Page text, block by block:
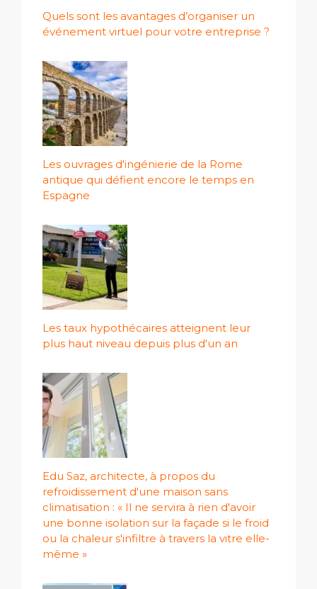
Quels sont les avantages d’organiser un
événement virtuel pour votre entreprise ?
Les ouvrages d'ingénierie de la Rome
antique qui défient encore le temps en
Espagne
Les taux hypothécaires atteignent leur
plus haut niveau depuis plus d'un an
Edu Saz, architecte, à propos du
refroidissement d'une maison sans
climatisation : « Il ne servira à rien d'avoir
une bonne isolation sur la façade si le froid
ou la chaleur s'infiltre à travers la vitre elle-
même »